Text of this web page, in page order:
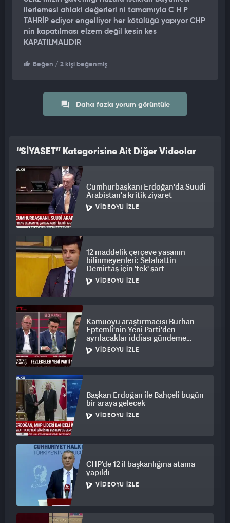
ilerlemesi ahlaki değerleri ni tamamıyla C H P
TAHRİP ediyor engelliyor her kötülüğü yapıyor CHP
nin kapatılması elzem değil kesin kes
KAPATILMALIDIR
Beğen / 2 kişi beğenmiş
Daha fazla yorum görüntüle
“SİYASET” Kategorisine Ait Diğer Videolar
Cumhurbaşkanı Erdoğan'da Suudi
Arabistan'a kritik ziyaret
VIDEOYU İZLE
12 maddelik çerçeve yasanın
bilinmeyenleri: Selahattin
Demirtaş için 'tek' şart
VIDEOYU İZLE
Kamuoyu araştırmacısı Burhan
Eptemli'nin Yeni Parti'den
ayrılacaklar iddiası gündeme
bomba gibi düştü
VIDEOYU İZLE
Başkan Erdoğan ile Bahçeli bugün
bir araya gelecek
VIDEOYU İZLE
CHP’de 12 il başkanlığına atama
yapıldı
VIDEOYU İZLE